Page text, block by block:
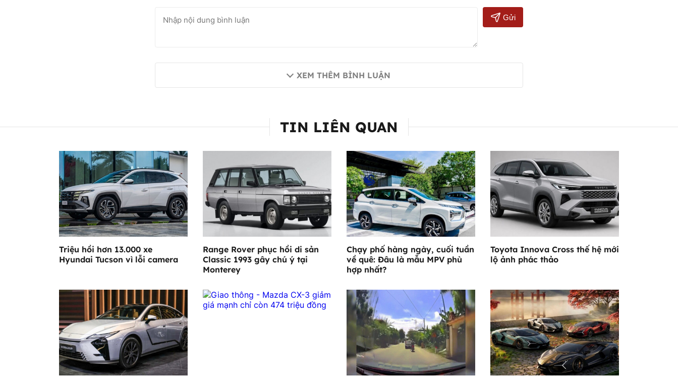
Gửi
XEM THÊM BÌNH LUẬN
TIN LIÊN QUAN
Triệu hồi hơn 13.000 xe
Hyundai Tucson vì lỗi camera
Range Rover phục hồi di sản
Classic 1993 gây chú ý tại
Monterey
Chạy phố hàng ngày, cuối tuần
về quê: Đâu là mẫu MPV phù
hợp nhất?
Toyota Innova Cross thế hệ mới
lộ ảnh phác thảo